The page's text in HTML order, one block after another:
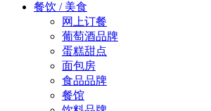
餐饮 / 美食
网上订餐
葡萄酒品牌
蛋糕甜点
面包房
食品品牌
餐馆